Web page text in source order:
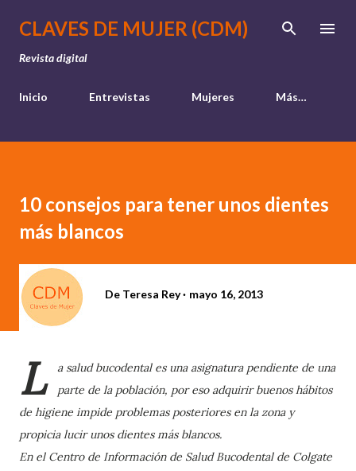
Ir al contenido principal
CLAVES DE MUJER (CDM)
Revista digital
Inicio Entrevistas Mujeres Más…
10 consejos para tener unos dientes
más blancos
De Teresa Rey mayo 16, 2013
L
a salud bucodental es una asignatura pendiente de una
parte de la población, por eso adquirir buenos hábitos
de higiene impide problemas posteriores en la zona y
propicia lucir unos dientes más blancos.
En el Centro de Información de Salud Bucodental de Colgate